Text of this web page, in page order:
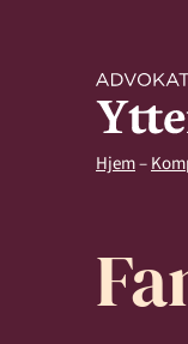
Hjem–